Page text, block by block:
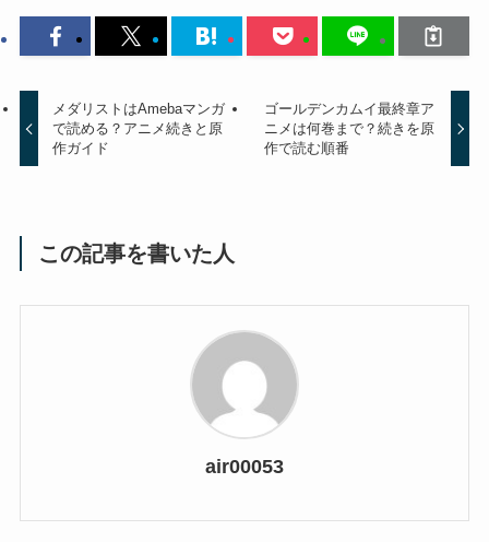
メダリストはAmebaマンガ
で読める？アニメ続きと原
作ガイド
ゴールデンカムイ最終章ア
ニメは何巻まで？続きを原
作で読む順番
この記事を書いた人
air00053